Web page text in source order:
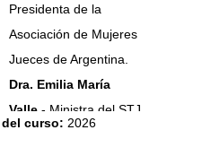
Presidenta de la
Asociación de Mujeres
Jueces de Argentina.
Dra. Emilia María
Valle - Ministra del STJ
curso: 2026